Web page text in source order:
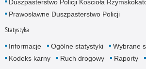
Duszpasterstwo Policji Kościoła
Prawosławne Duszpasterstwo Policji
Statystyka
Informacje Ogólne statystyki
Wybrane
Kodeks karny
Ruch drogowy Raporty